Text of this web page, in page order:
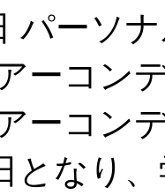
パーソ
ーコン
ーコン
となり